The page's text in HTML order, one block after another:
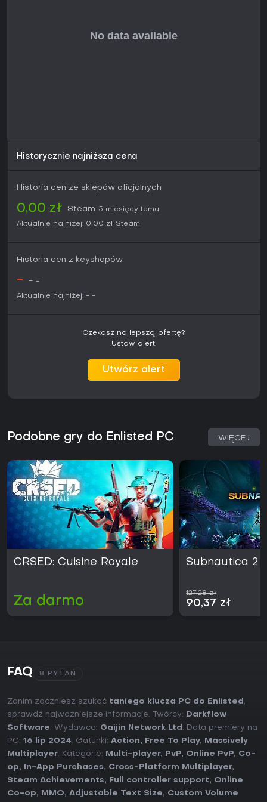
Tunezja, kampanie pacyficzne jak Guadalcanal czy bitwa o
rozwija. Eventy typu Armory: Saboteurs do kwietnia 2026 czy
i 81% pozytywnych w ostatnich miesiącach, choć niektórzy
taktycznego zarządzania oddziałami w multiplayerowym
bitwach. Jeśli wolisz szybką solową akcję, inne strzelanki
przetestowanie.
Historycznie najniższa cena
Historia cen ze sklepów oficjalnych
0,00 zł Steam 5 miesięcy temu
Aktualnie najniżej: 0,00 zł Steam
Historia cen z keyshopów
- - -
Aktualnie najniżej: - -
Czekasz na lepszą ofertę?
Ustaw alert.
Utwórz alert
Podobne gry do Enlisted PC WIĘCEJ
CRSED: Cuisine Royale
Za darmo
Subnautica 2
127,28 zł
90,37 zł
FAQ 8 PYTAŃ
Zanim zaczniesz szukać taniego klucza PC do Enlisted ,
sprawdź najważniejsze informacje. Twórcy:
Darkflow
Software. Wydawca: Gaijin Network Ltd . Data premiery na
PC: 16 lip 2024. Gatunki: Action, Free To Play,
Massively
Multiplayer. Kategorie: Multi-player, PvP, Online PvP, Co-
op, In-App Purchases, Cross-Platform Multiplayer,
Steam Achievements, Full controller support, Online
Co-op, MMO, Adjustable Text Size, Custom Volume